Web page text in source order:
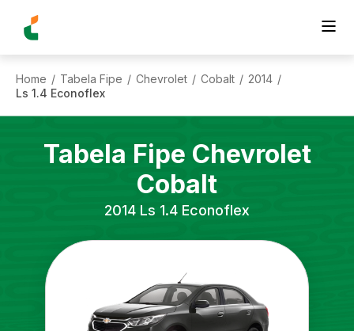
Home / Tabela Fipe / Chevrolet / Cobalt / 2014 /
Ls 1.4 Econoflex
Tabela Fipe Chevrolet
Cobalt
2014 Ls 1.4 Econoflex